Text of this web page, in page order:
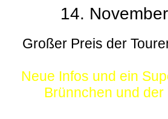
14.
Großer Preis der
Neue Infos und ein
Brünnchen und der